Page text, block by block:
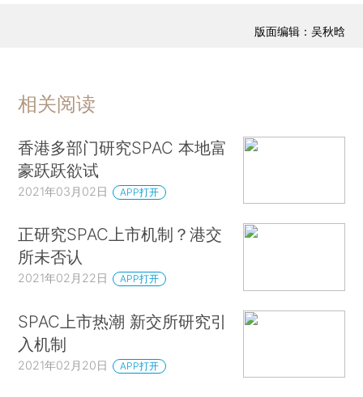
版面编辑：吴秋晗
相关阅读
香港多部门研究SPAC 本地富
豪跃跃欲试
2021年03月02日 APP打开
正研究SPAC上市机制？港交
所未否认
2021年02月22日 APP打开
SPAC上市热潮 新交所研究引
入机制
2021年02月20日 APP打开